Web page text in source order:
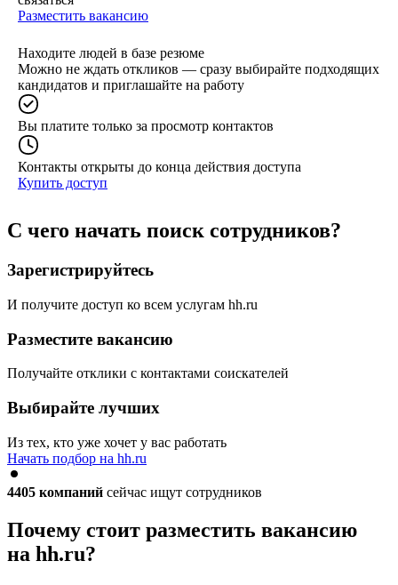
Разместить вакансию
Находите людей в базе резюме
Можно не ждать откликов — сразу выбирайте подходящих
кандидатов и приглашайте на работу
Вы платите только за просмотр контактов
Контакты открыты до конца действия доступа
Купить доступ
С чего начать поиск сотрудников?
Зарегистрируйтесь
И получите доступ ко всем услугам hh.ru
Разместите вакансию
Получайте отклики с контактами соискателей
Выбирайте лучших
Из тех, кто уже хочет у вас работать
Начать подбор на hh.ru
4405 компаний сейчас ищут сотрудников
Почему стоит разместить вакансию
на hh.ru?